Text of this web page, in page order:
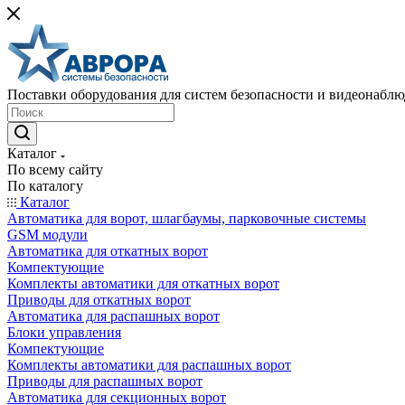
Поставки оборудования для систем безопасности и
Каталог
По всему сайту
По каталогу
Каталог
Автоматика для ворот, шлагбаумы, парковочные системы
GSM модули
Автоматика для откатных ворот
Компектующие
Комплекты автоматики для откатных ворот
Приводы для откатных ворот
Автоматика для распашных ворот
Блоки управления
Компектующие
Комплекты автоматики для распашных ворот
Приводы для распашных ворот
Автоматика для секционных ворот